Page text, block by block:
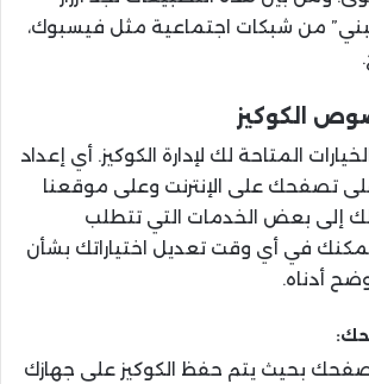
من شبكات اجتماعية مثل فيسبوك،
المتاحة لك لإدارة الكوكيز. أي إعداد
تصفحك على الإنترنت وعلى موقعنا
إلى بعض الخدمات التي تتطلب
يمكنك في أي وقت تعديل اختياراتك بشأن
أدناه.
بحيث يتم حفظ الكوكيز على جهازك